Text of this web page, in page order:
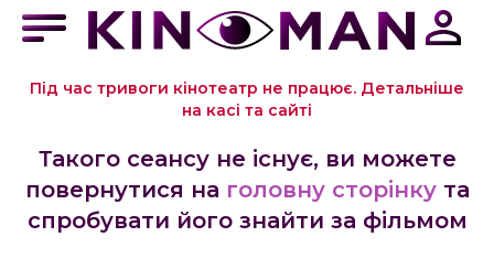
Під час тривоги кінотеатр не працює. Детальніше
на касі та сайті
Такого сеансу не існує, ви можете
повернутися на головну сторінку та
спробувати його знайти за фільмом